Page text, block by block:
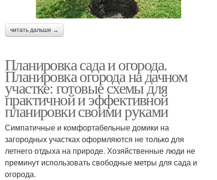
читать дальше →
Планировка сада и огорода.
Планировка огорода на дачном
участке: готовые схемы для
практичной и эффективной
планировки своими руками
Симпатичные и комфортабельные домики на
загородных участках оформляются не только для
летнего отдыха на природе. Хозяйственные люди не
преминут использовать свободные метры для сада и
огорода.